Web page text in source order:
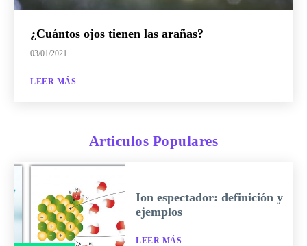
¿Cuántos ojos tienen las arañas?
03/01/2021
LEER MÁS
Articulos Populares
Ion espectador: definición y
ejemplos
LEER MÁS